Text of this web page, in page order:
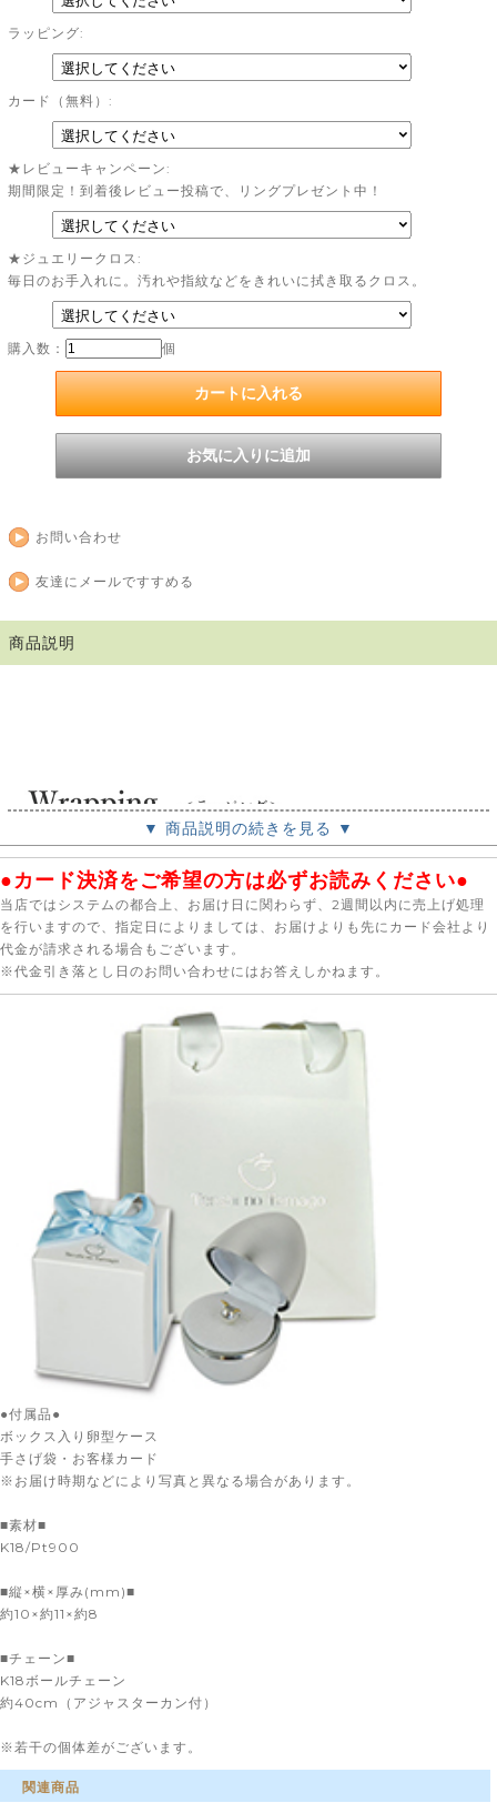
ラッピング:
カード（無料）:
★レビューキャンペーン:
期間限定！到着後レビュー投稿で、リングプレゼント中！
★ジュエリークロス:
毎日のお手入れに。汚れや指紋などをきれいに拭き取るクロス。
購入数： 個
お問い合わせ
友達にメールですすめる
商品説明
ゴールドの卵モチーフの上にプラチナの天使の羽がついた【天使の卵】ベ
ーシックライン。
▼ 商品説明の続きを見る ▼
●カード決済をご希望の方は必ずお読みください●
当店ではシステムの都合上、お届け日に関わらず、2週間以内に売上げ処理
を行いますので、指定日によりましては、お届けよりも先にカード会社より
代金が請求される場合もございます。
※代金引き落とし日のお問い合わせにはお答えしかねます。
●付属品●
ボックス入り卵型ケース
手さげ袋・お客様カード
※お届け時期などにより写真と異なる場合があります。
■素材■
K18/Pt900
■縦×横×厚み(mm)■
約10×約11×約8
■チェーン■
K18ボールチェーン
約40cm（アジャスターカン付）
※若干の個体差がございます。
関連商品